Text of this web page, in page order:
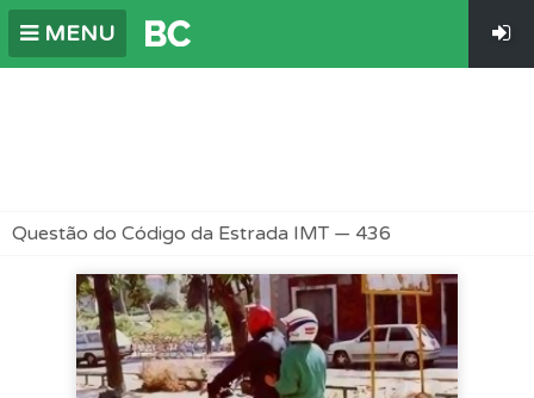
MENU
Questão do Código da Estrada IMT — 436